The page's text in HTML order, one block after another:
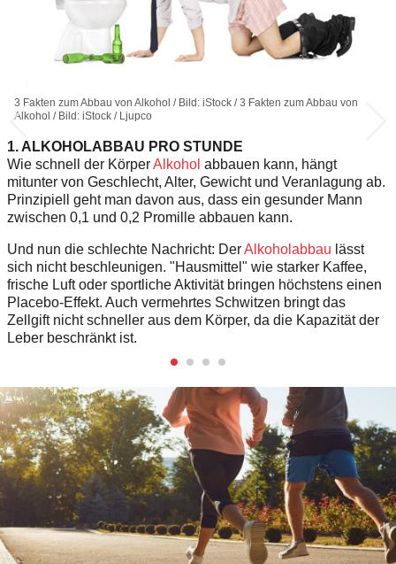
3 Fakten zum Abbau von Alkohol / Bild: iStock / 3 Fakten zum Abbau von
Alkohol / Bild: iStock / Ljupco
1. ALKOHOLABBAU PRO STUNDE
Wie schnell der KörperAlkohol abbauen kann, hängt
mitunter von Geschlecht, Alter, Gewicht und Veranlagung ab.
Prinzipiell geht man davon aus, dass ein gesunder Mann
zwischen 0,1 und 0,2 Promille abbauen kann.
Und nun die schlechte Nachricht: DerAlkoholabbau lässt
sich nicht beschleunigen. "Hausmittel" wie starker Kaffee,
frische Luft oder sportliche Aktivität bringen höchstens einen
Placebo-Effekt. Auch vermehrtes Schwitzen bringt das
Zellgift nicht schneller aus dem Körper, da die Kapazität der
Leber beschränkt ist.